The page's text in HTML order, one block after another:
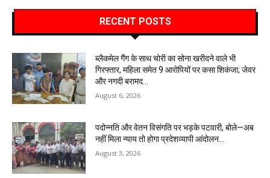
RECENT POSTS
ब्लैकमेल गैंग के साथ चोरी का सोना खरीदने वाले भी
गिरफ्तार, महिला समेत 9 आरोपियों पर कसा शिकंजा; जेवर
और नगदी बरामद…
August 6, 2026
पदोन्नति और वेतन विसंगति पर भड़के पटवारी, बोले—अब
नहीं मिला न्याय तो होगा प्रदेशव्यापी आंदोलन…
August 3, 2026